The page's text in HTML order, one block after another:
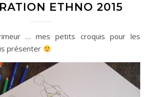
ETHNO 2015
présenter